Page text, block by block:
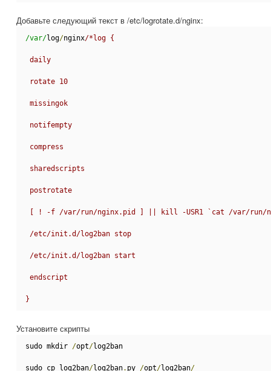
Добавьте следующий текст в /etc/logrotate.d/nginx:
/var/log/nginx/*log {
daily
rotate 10
missingok
notifempty
compress
sharedscripts
postrotate
[ ! -f /var/run/nginx.pid ] || kill -USR1 `cat /var/run/
/etc/init.d/log2ban stop
/etc/init.d/log2ban start
endscript
}
Установите скрипты
sudo mkdir /opt/log2ban
sudo cp log2ban/log2ban. py /opt/log2ban/